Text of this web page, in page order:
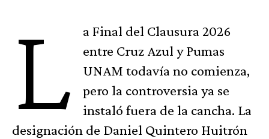
L
a Final del Clausura 2026
entre Cruz Azul y Pumas
UNAM todavía no comienza,
pero la controversia ya se
instaló fuera de la cancha. La
designación de Daniel Quintero Huitrón